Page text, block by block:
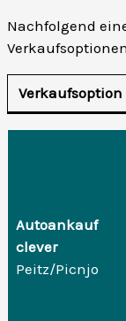
Nachfolgend
Verkaufsoption
Autoankauf
clever
Peitz/Picnjo